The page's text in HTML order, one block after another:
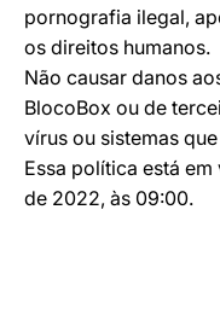
pornografia ilegal,
os direitos humanos.
Não causar danos
BlocoBox ou de
vírus ou sistemas
Essa política está
de 2022, às 09:00.